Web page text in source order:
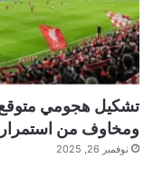
تشكيل هجومي متوقع
ومخاوف من
نوفمبر 26, 2025